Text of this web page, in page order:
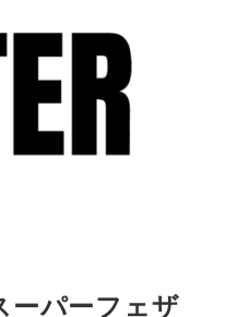
ーパーフェザ